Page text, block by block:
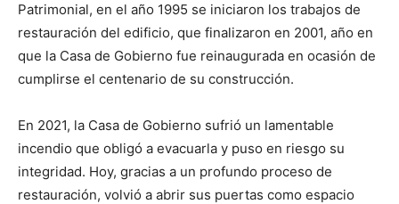
Patrimonial, en el año 1995 se iniciaron los trabajos de
restauración del edificio, que finalizaron en 2001, año en
que la Casa de Gobierno fue reinaugurada en ocasión de
cumplirse el centenario de su construcción.
En 2021, la Casa de Gobierno sufrió un lamentable
incendio que obligó a evacuarla y puso en riesgo su
integridad. Hoy, gracias a un profundo proceso de
restauración, volvió a abrir sus puertas como espacio